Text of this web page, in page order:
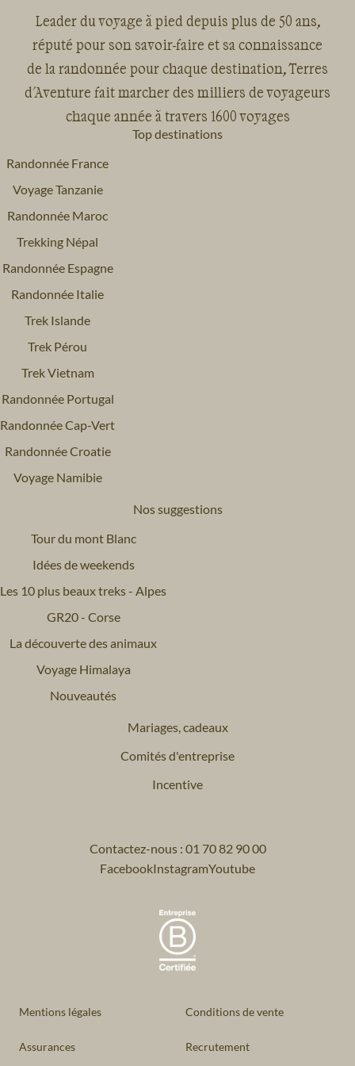
Leader du voyage à pied depuis plus de 50 ans,
réputé pour son savoir-faire et sa connaissance
de la randonnée pour chaque destination, Terres
d'Aventure fait marcher des milliers de voyageurs
chaque année à travers 1600 voyages
Top destinations
Randonnée France
Voyage Tanzanie
Randonnée Maroc
Trekking Népal
Randonnée Espagne
Randonnée Italie
Trek Islande
Trek Pérou
Trek Vietnam
Randonnée Portugal
Randonnée Cap-Vert
Randonnée Croatie
Voyage Namibie
Nos suggestions
Tour du mont Blanc
Idées de weekends
Les 10 plus beaux treks - Alpes
GR20 - Corse
La découverte des animaux
Voyage Himalaya
Nouveautés
Mariages, cadeaux
Comités d'entreprise
Incentive
Contactez-nous : 01 70 82 90 00
FacebookInstagramYoutube
Mentions légales Conditions de vente
Assurances Recrutement